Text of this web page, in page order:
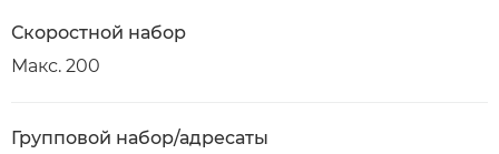
Скоростной набор
Макс. 200
Групповой набор/адресаты